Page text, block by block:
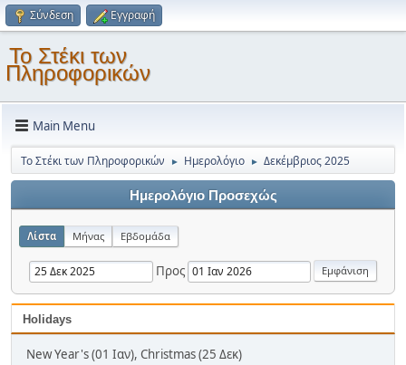
Σύνδεση Εγγραφή
Το Στέκι των
Πληροφορικών
Main Menu
Το Στέκι των Πληροφορικών ► Ημερολόγιο ► Δεκέμβριος 2025
Ημερολόγιο Προσεχώς
Λίστα Μήνας Εβδομάδα
Προς
Holidays
New Year's (01 Ιαν), Christmas (25 Δεκ)